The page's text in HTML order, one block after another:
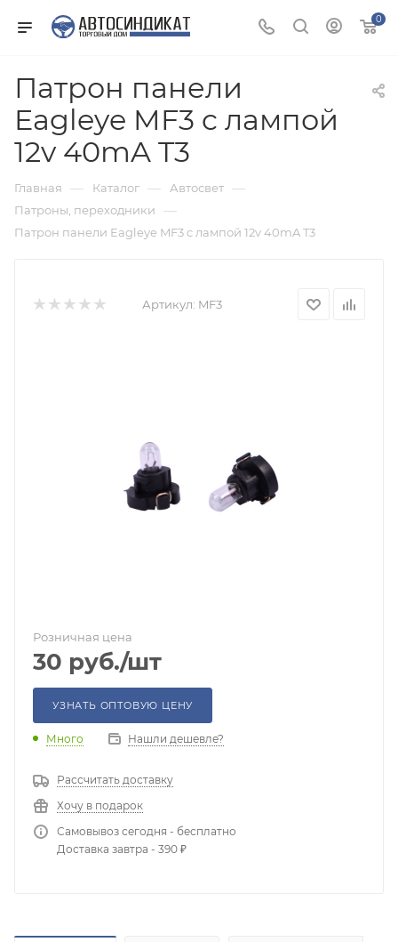
0
Патрон панели
Eagleye MF3 c лампой
12v 40mA T3
Главная — Каталог — Автосвет —
Патроны, переходники —
Патрон панели Eagleye MF3 c лампой 12v 40mA T3
Артикул: MF3
Розничная цена
30 руб./шт
УЗНАТЬ ОПТОВУЮ ЦЕНУ
Много Нашли дешевле?
Рассчитать доставку
Хочу в подарок
Самовывоз сегодня - бесплатно
Доставка завтра - 390 ₽